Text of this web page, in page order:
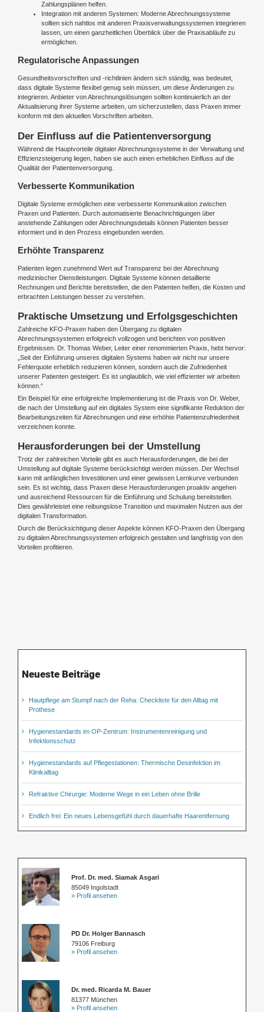
Zahlungsplänen helfen.
Integration mit anderen Systemen: Moderne Abrechnungssysteme
sollten sich nahtlos mit anderen Praxisverwaltungssystemen integrieren
lassen, um einen ganzheitlichen Überblick über die Praxisabläufe zu
ermöglichen.
Regulatorische Anpassungen
Gesundheitsvorschriften und -richtlinien ändern sich ständig, was bedeutet,
dass digitale Systeme flexibel genug sein müssen, um diese Änderungen zu
integrieren. Anbieter von Abrechnungslösungen sollten kontinuierlich an der
Aktualisierung ihrer Systeme arbeiten, um sicherzustellen, dass Praxen immer
konform mit den aktuellen Vorschriften arbeiten.
Der Einfluss auf die Patientenversorgung
Während die Hauptvorteile digitaler Abrechnungssysteme in der Verwaltung und
Effizienzsteigerung liegen, haben sie auch einen erheblichen Einfluss auf die
Qualität der Patientenversorgung.
Verbesserte Kommunikation
Digitale Systeme ermöglichen eine verbesserte Kommunikation zwischen
Praxen und Patienten. Durch automatisierte Benachrichtigungen über
anstehende Zahlungen oder Abrechnungsdetails können Patienten besser
informiert und in den Prozess eingebunden werden.
Erhöhte Transparenz
Patienten legen zunehmend Wert auf Transparenz bei der Abrechnung
medizinischer Dienstleistungen. Digitale Systeme können detaillierte
Rechnungen und Berichte bereitstellen, die den Patienten helfen, die Kosten und
erbrachten Leistungen besser zu verstehen.
Praktische Umsetzung und Erfolgsgeschichten
Zahlreiche KFO-Praxen haben den Übergang zu digitalen
Abrechnungssystemen erfolgreich vollzogen und berichten von positiven
Ergebnissen. Dr. Thomas Weber, Leiter einer renommierten Praxis, hebt hervor:
„Seit der Einführung unseres digitalen Systems haben wir nicht nur unsere
Fehlerquote erheblich reduzieren können, sondern auch die Zufriedenheit
unserer Patienten gesteigert. Es ist unglaublich, wie viel effizienter wir arbeiten
können.“
Ein Beispiel für eine erfolgreiche Implementierung ist die Praxis von Dr. Weber,
die nach der Umstellung auf ein digitales System eine signifikante Reduktion der
Bearbeitungszeiten für Abrechnungen und eine erhöhte Patientenzufriedenheit
verzeichnen konnte.
Herausforderungen bei der Umstellung
Trotz der zahlreichen Vorteile gibt es auch Herausforderungen, die bei der
Umstellung auf digitale Systeme berücksichtigt werden müssen. Der Wechsel
kann mit anfänglichen Investitionen und einer gewissen Lernkurve verbunden
sein. Es ist wichtig, dass Praxen diese Herausforderungen proaktiv angehen
und ausreichend Ressourcen für die Einführung und Schulung bereitstellen.
Dies gewährleistet eine reibungslose Transition und maximalen Nutzen aus der
digitalen Transformation.
Durch die Berücksichtigung dieser Aspekte können KFO-Praxen den Übergang
zu digitalen Abrechnungssystemen erfolgreich gestalten und langfristig von den
Vorteilen profitieren.
Neueste Beiträge
Hautpflege am Stumpf nach der Reha: Checkliste für den Alltag mit
Prothese
Hygienestandards im OP-Zentrum: Instrumentenreinigung und
Infektionsschutz
Hygienestandards auf Pflegestationen: Thermische Desinfektion im
Klinikalltag
Refraktive Chirurgie: Moderne Wege in ein Leben ohne Brille
Endlich frei: Ein neues Lebensgefühl durch dauerhafte Haarentfernung
Prof. Dr. med. Siamak Asgari
85049 Ingolstadt
» Profil ansehen
PD Dr. Holger Bannasch
79106 Freiburg
» Profil ansehen
Dr. med. Ricarda M. Bauer
81377 München
» Profil ansehen